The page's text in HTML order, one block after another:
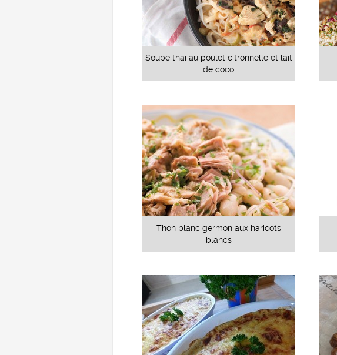
Soupe thaï au poulet citronnelle et lait
de coco
Thon blanc germon aux haricots
blancs